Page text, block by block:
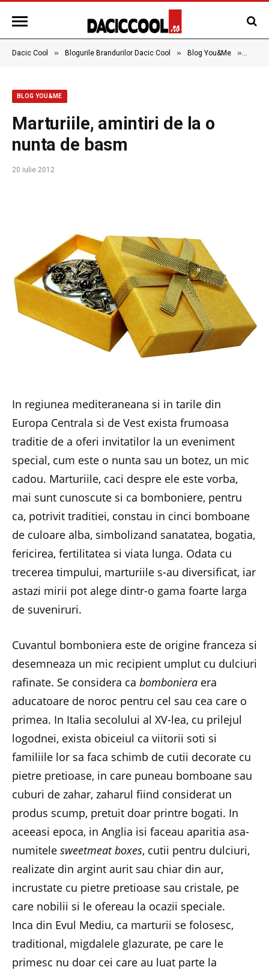
Dacic Cool » Blogurile Brandurilor Dacic Cool » Blog You&Me »
BLOG YOU&ME
Marturiile, amintiri de la o
nunta de basm
20 iulie 2012
In regiunea mediteraneana si in tarile din
Europa Centrala si de Vest exista frumoasa
traditie de a oferi invitatilor la un eveniment
special, cum este o nunta sau un botez, un mic
cadou. Marturiile, caci despre ele este vorba,
mai sunt cunoscute si ca bomboniere, pentru
ca, potrivit traditiei, constau in cinci bomboane
de culoare alba, simbolizand sanatatea, bogatia,
fericirea, fertilitatea si viata lunga. Odata cu
trecerea timpului, marturiile s-au diversificat, iar
astazi mirii pot alege dintr-o gama foarte larga
de suveniruri.
Cuvantul bomboniera este de origine franceza si
desemneaza un mic recipient umplut cu dulciuri
rafinate. Se considera ca bomboniera era
aducatoare de noroc pentru cel sau cea care o
primea. In Italia secolului al XV-lea, cu prilejul
logodnei, exista obiceiul ca viitorii soti si
familiile lor sa faca schimb de cutii decorate cu
pietre pretioase, in care puneau bomboane sau
cuburi de zahar, zaharul fiind considerat un
produs scump, pretuit doar printre bogati. In
aceeasi epoca, in Anglia isi faceau aparitia asa-
numitele sweetmeat boxes, cutii pentru dulciuri,
realizate din argint aurit sau chiar din aur,
incrustate cu pietre pretioase sau cristale, pe
care nobilii si le ofereau la ocazii speciale.
Inca din Evul Mediu, ca marturii se folosesc,
traditional, migdalele glazurate, pe care le
primesc nu doar cei care au luat parte la